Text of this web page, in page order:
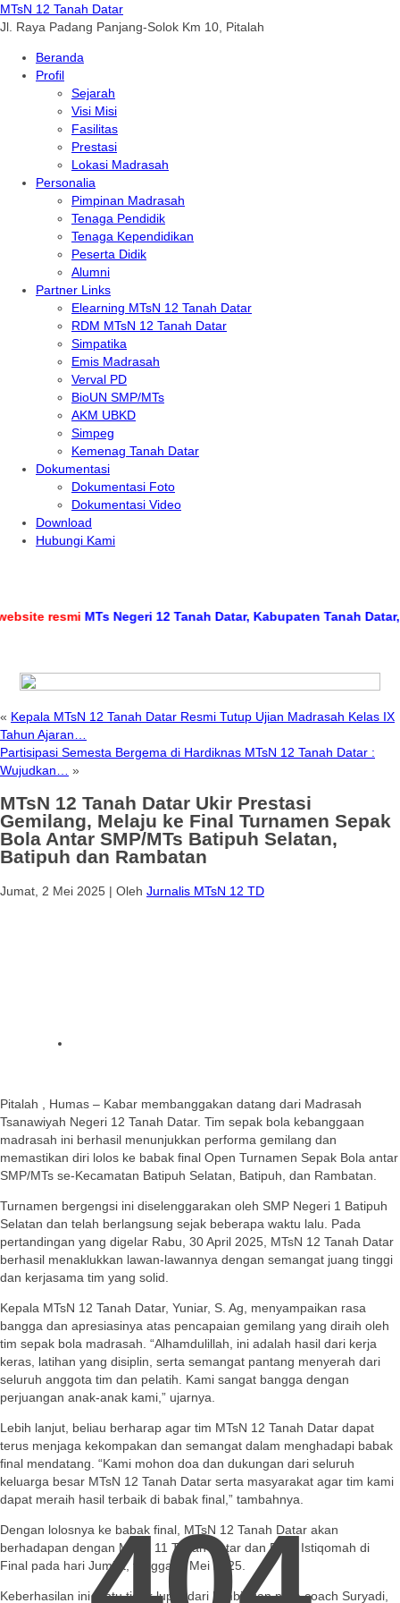
MTsN 12 Tanah Datar
Jl. Raya Padang Panjang-Solok Km 10, Pitalah
Beranda
Profil
Sejarah
Visi Misi
Fasilitas
Prestasi
Lokasi Madrasah
Personalia
Pimpinan Madrasah
Tenaga Pendidik
Tenaga Kependidikan
Peserta Didik
Alumni
Partner Links
Elearning MTsN 12 Tanah Datar
RDM MTsN 12 Tanah Datar
Simpatika
Emis Madrasah
Verval PD
BioUN SMP/MTs
AKM UBKD
Simpeg
Kemenag Tanah Datar
Dokumentasi
Dokumentasi Foto
Dokumentasi Video
Download
Hubungi Kami
resmi MTs Negeri 12 Tanah Datar, Kabupaten Tanah Datar,
« Kepala MTsN 12 Tanah Datar Resmi Tutup Ujian Madrasah Kelas IX
Tahun Ajaran…
Partisipasi Semesta Bergema di Hardiknas MTsN 12 Tanah Datar :
Wujudkan…
»
MTsN 12 Tanah Datar Ukir Prestasi
Gemilang, Melaju ke Final Turnamen Sepak
Bola Antar SMP/MTs Batipuh Selatan,
Batipuh dan Rambatan
Jumat, 2 Mei 2025 | Oleh Jurnalis MTsN 12 TD
Pitalah , Humas – Kabar membanggakan datang dari Madrasah
Tsanawiyah Negeri 12 Tanah Datar. Tim sepak bola kebanggaan
madrasah ini berhasil menunjukkan performa gemilang dan
memastikan diri lolos ke babak final Open Turnamen Sepak Bola antar
SMP/MTs se-Kecamatan Batipuh Selatan, Batipuh, dan Rambatan.
Turnamen bergengsi ini diselenggarakan oleh SMP Negeri 1 Batipuh
Selatan dan telah berlangsung sejak beberapa waktu lalu. Pada
pertandingan yang digelar Rabu, 30 April 2025, MTsN 12 Tanah Datar
berhasil menaklukkan lawan-lawannya dengan semangat juang tinggi
dan kerjasama tim yang solid.
Kepala MTsN 12 Tanah Datar, Yuniar, S. Ag, menyampaikan rasa
bangga dan apresiasinya atas pencapaian gemilang yang diraih oleh
tim sepak bola madrasah. “Alhamdulillah, ini adalah hasil dari kerja
keras, latihan yang disiplin, serta semangat pantang menyerah dari
seluruh anggota tim dan pelatih. Kami sangat bangga dengan
perjuangan anak-anak kami,” ujarnya.
Lebih lanjut, beliau berharap agar tim MTsN 12 Tanah Datar dapat
terus menjaga kekompakan dan semangat dalam menghadapi babak
final mendatang. “Kami mohon doa dan dukungan dari seluruh
keluarga besar MTsN 12 Tanah Datar serta masyarakat agar tim kami
dapat meraih hasil terbaik di babak final,” tambahnya.
Dengan lolosnya ke babak final, MTsN 12 Tanah Datar akan
berhadapan dengan MTsN 11 Tanah Datar dan PPTI Istiqomah di
Final pada hari Jum’at, tanggal 2 Mei 2025.
Keberhasilan ini tentu tidak luput dari bimbingan para coach Suryadi,